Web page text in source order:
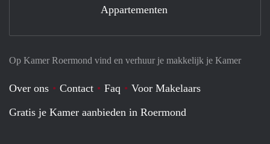
Op Kamer Roermond vind en verhuur je makkelijk je Kamer
Over ons Contact Faq
Voor Makelaars
Gratis je Kamer aanbieden in Roermond
Appartementen